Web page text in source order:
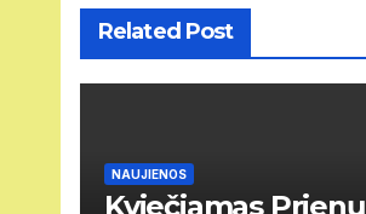
Related Post
NAUJIENOS
Kviečiamas Prienų